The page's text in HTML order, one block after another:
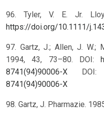
96. Tyler, V. E. Jr.
https://doi.org/10.1111/
97. Gartz, J.; Allen, J. W.;
1994, 43, 73–80. DOI:
8741(94)90006-X
8741(94)90006-X
98. Gartz, J. Pharmazie.